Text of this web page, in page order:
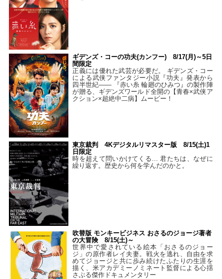
ギデンズ・コーの功夫(カンフー) 8/17(月)～5日
間限定
正義には優れた武芸が必要だ。 ギデンズ・コー
による武侠ファンタジー小説『功夫』発表から
四半世紀―― 『赤い糸 輪廻のひみつ』の製作陣
が贈る、ギデンズワールド全開の【青春×武侠ア
クション×超絶中二病】ムービー！
東京裁判 4Kデジタルリマスター版 8/15(土)1
日限定
時を超えて問いかけてくる… 君たちは、なぜに
繰り返す。歴史から何を学んだのかと。
吹替版 モンキービジネス おさるのジョージ著者
の大冒険 8/15(土)～
世界中で愛されている絵本「おさるのジョー
ジ」の原作者レイ夫妻。戦火を逃れ、自由を求
めてジョージと共に歩み続けたふたりの生涯を
描く、米アカデミーノミネート監督による心揺
さぶる傑作ドキュメンタリー